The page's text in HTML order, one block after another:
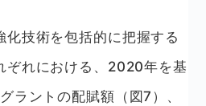
化技術を包括的に把握する
ぞれにおける、2020年を基
ラントの配賦額（図7）、